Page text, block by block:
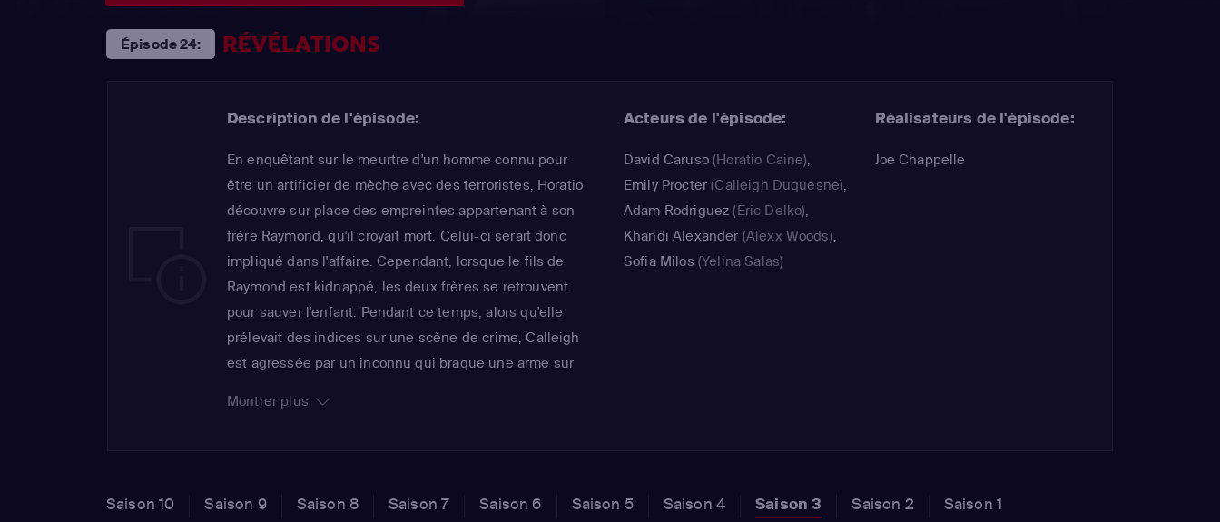
Épisode 24: RÉVÉLATIONS
Description de l'épisode:
En enquêtant sur le meurtre d'un homme connu pour
être un artificier de mèche avec des terroristes, Horatio
découvre sur place des empreintes appartenant à son
frère Raymond, qu'il croyait mort. Celui-ci serait donc
impliqué dans l'affaire. Cependant, lorsque le fils de
Raymond est kidnappé, les deux frères se retrouvent
pour sauver l'enfant. Pendant ce temps, alors qu'elle
prélevait des indices sur une scène de crime, Calleigh
est agressée par un inconnu qui braque une arme sur
se demande si elle peut encore travailler pour la police
Montrer plus
Acteurs de l'épisode:
David Caruso(Horatio Caine),
Emily Procter (Calleigh Duquesne),
Adam Rodriguez (Eric Delko),
Khandi Alexander (Alexx Woods),
Sofia Milos (Yelina Salas)
Réalisateurs de l'épisode:
Joe Chappelle
Saison 10 Saison 9 Saison 8 Saison 7 Saison 6 Saison 5 Saison 4 Saison 3 Saison 2 Saison 1